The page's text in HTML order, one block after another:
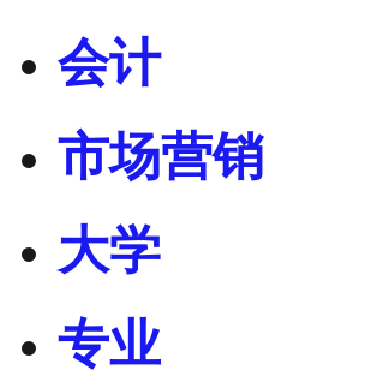
会计
市场营销
大学
专业